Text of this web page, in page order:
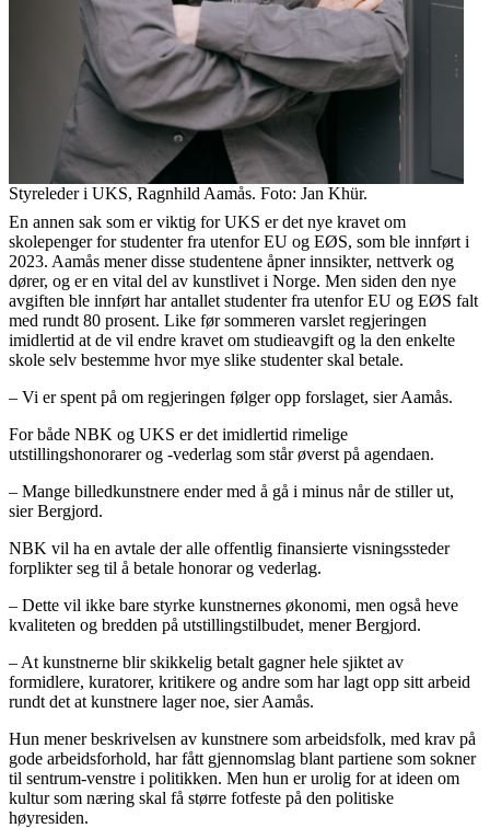
Styreleder i UKS, Ragnhild Aamås. Foto: Jan Khür.
En annen sak som er viktig for UKS er det nye kravet om
skolepenger for studenter fra utenfor EU og EØS, som ble innført i
2023. Aamås mener disse studentene åpner innsikter, nettverk og
dører, og er en vital del av kunstlivet i Norge. Men siden den nye
avgiften ble innført har antallet studenter fra utenfor EU og EØS falt
med rundt 80 prosent. Like før sommeren varslet regjeringen
imidlertid at de vil endre kravet om studieavgift og la den enkelte
skole selv bestemme hvor mye slike studenter skal betale.
– Vi er spent på om regjeringen følger opp forslaget, sier Aamås.
For både NBK og UKS er det imidlertid rimelige
utstillingshonorarer og -vederlag som står øverst på agendaen.
– Mange billedkunstnere ender med å gå i minus når de stiller ut,
sier Bergjord.
NBK vil ha en avtale der alle offentlig finansierte visningssteder
forplikter seg til å betale honorar og vederlag.
– Dette vil ikke bare styrke kunstnernes økonomi, men også heve
kvaliteten og bredden på utstillingstilbudet, mener Bergjord.
– At kunstnerne blir skikkelig betalt gagner hele sjiktet av
formidlere, kuratorer, kritikere og andre som har lagt opp sitt arbeid
rundt det at kunstnere lager noe, sier Aamås.
Hun mener beskrivelsen av kunstnere som arbeidsfolk, med krav på
gode arbeidsforhold, har fått gjennomslag blant partiene som sokner
til sentrum-venstre i politikken. Men hun er urolig for at ideen om
kultur som næring skal få større fotfeste på den politiske
høyresiden.